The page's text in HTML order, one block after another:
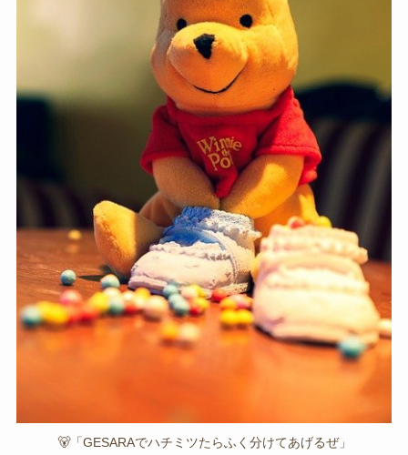
🐻「GESARAでハチミツたらふく分けてあげるぜ」